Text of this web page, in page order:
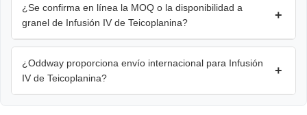
¿Se confirma en línea la MOQ o la disponibilidad a
granel de Infusión IV de Teicoplanina?
+
¿Oddway proporciona envío internacional para Infusión
IV de Teicoplanina?
+